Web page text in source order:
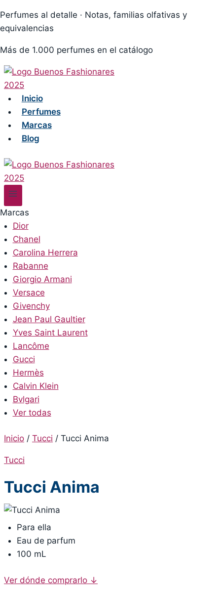
to
content
Perfumes al detalle · Notas, familias olfativas y
equivalencias
Más de 1.000 perfumes en el catálogo
Inicio
Perfumes
Marcas
Blog
Marcas
Dior
Chanel
Carolina Herrera
Rabanne
Giorgio Armani
Versace
Givenchy
Jean Paul Gaultier
Yves Saint Laurent
Lancôme
Gucci
Hermès
Calvin Klein
Bvlgari
Ver todas
Inicio / Tucci / Tucci Anima
Tucci
Tucci Anima
Para ella
Eau de parfum
100 mL
Ver dónde comprarlo ↓